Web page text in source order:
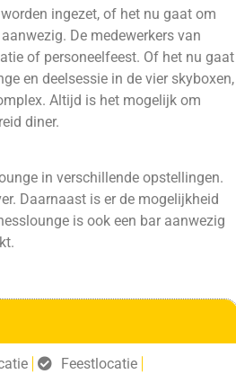
ingezet, of het nu gaat om
De medewerkers van
of personeelfeest. Of het nu gaat
en deelsessie in de vier skyboxen,
Altijd is het mogelijk om
diner.
in verschillende opstellingen.
Daarnaast is er de mogelijkheid
is ook een bar aanwezig
Feestlocatie